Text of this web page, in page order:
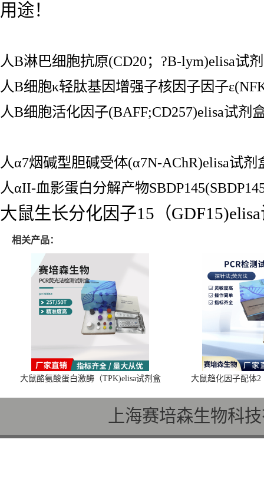
用途！
人B淋巴细胞抗原(CD20；?B-lym)elisa试
人B细胞κ轻肽基因增强子核因子因子
人B细胞活化因子(BAFF;CD257)elisa试剂
人α7烟碱型胆碱受体(α7N-AChR)elisa试剂
人αII-血影蛋白分解产物
大鼠生长分化因子15（
相关产品：
大鼠酪氨酸蛋白激酶（TPK)elisa试剂盒 大鼠趋化因子配体2
上海赛培森生物科